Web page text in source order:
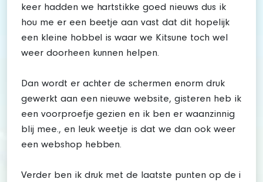
keer hadden we hartstikke goed nieuws dus ik
hou me er een beetje aan vast dat dit hopelijk
een kleine hobbel is waar we Kitsune toch wel
weer doorheen kunnen helpen.
Dan wordt er achter de schermen enorm druk
gewerkt aan een nieuwe website, gisteren heb ik
een voorproefje gezien en ik ben er waanzinnig
blij mee., en leuk weetje is dat we dan ook weer
een webshop hebben.
Verder ben ik druk met de laatste punten op de i